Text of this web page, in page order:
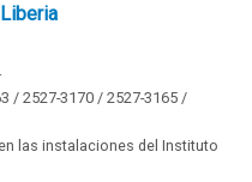
/ 2527-3170 / 2527-3165 /
las instalaciones del Instituto